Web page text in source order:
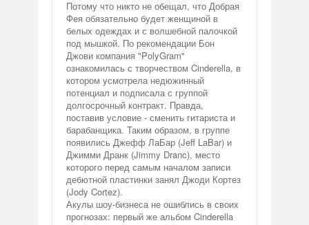
Потому что никто не обещал, что Добрая
Фея обязательно будет женщиной в
белых одеждах и с волшебной палочкой
под мышкой. По рекомендации Бон
Джови компания "PolyGram"
ознакомилась с творчеством Cinderella, в
котором усмотрела недюжинный
потенциал и подписала с группой
долгосрочный контракт. Правда,
поставив условие - сменить гитариста и
барабанщика. Таким образом, в группе
появились Джефф ЛаБар (Jeff LaBar) и
Джимми Дранк (Jimmy Dranc), место
которого перед самым началом записи
дебютной пластинки занял Джоди Кортез
(Jody Cortez).
Акулы шоу-бизнеса не ошиблись в своих
прогнозах: первый же альбом Cinderella